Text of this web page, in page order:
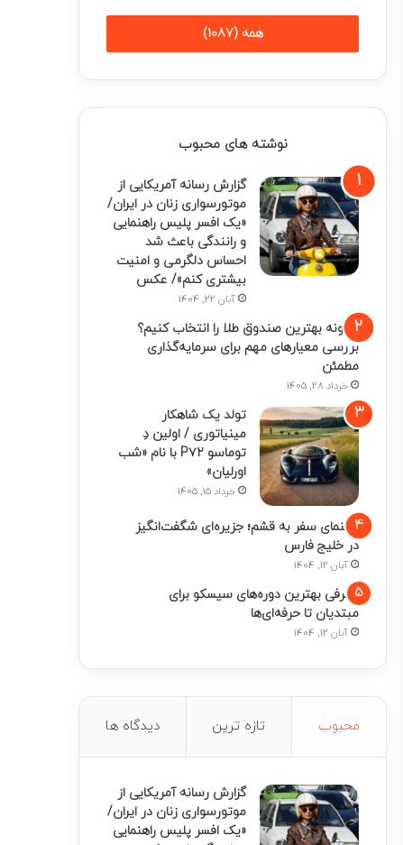
همه (1087)
نوشته های محبوب
گزارش رسانه آمریکایی از
موتورسواری زنان در ایران/
«یک افسر پلیس راهنمایی
و رانندگی باعث شد
احساس دلگرمی و امنیت
بیشتری کنم»/ عکس
آبان 22, 1404
چگونه بهترین صندوق طلا را انتخاب کنیم؟
بررسی معیارهای مهم برای سرمایه‌گذاری
مطمئن
خرداد 28, 1405
تولد یک شاهکار
مینیاتوری / اولین دِ
توماسو P۷۲ با نام «شب
اورلیان»
خرداد 15, 1405
راهنمای سفر به قشم؛ جزیره‌ای شگفت‌انگیز
در خلیج فارس
آبان 12, 1404
معرفی بهترین دوره‌های سیسکو برای
مبتدیان تا حرفه‌ای‌ها
آبان 12, 1404
محبوب تازه ترین دیدگاه ها
گزارش رسانه آمریکایی از
موتورسواری زنان در ایران/
«یک افسر پلیس راهنمایی